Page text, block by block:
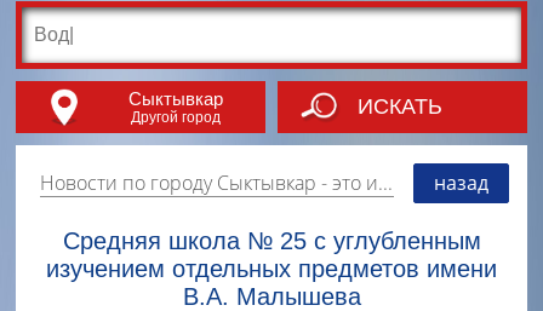
Сыктывкар
Другой город ИСКАТЬ
Новости по городу Сыктывкар - это информация о событиях, мероприятиях и торгово-коммерческой деятельности города. Страницу наполняют платные и бесплатные объявления, имеющие функцию "поднятия вверх списка". назад
Средняя школа № 25 с углубленным
изучением отдельных предметов имени
В.А. Малышева